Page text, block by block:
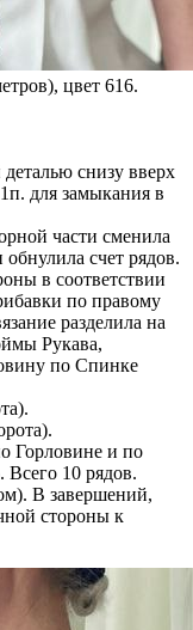
цвет 616.
снизу вверх
для замыкания в
части сменила
счет рядов.
в соответствии
по правому
разделила на
Рукава,
по Спинке
Горловине и по
10 рядов.
В завершений,
стороны к